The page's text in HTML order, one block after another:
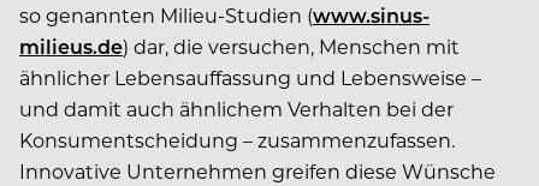
so genannten Milieu-Studien (www.sinus-
milieus.de) dar, die versuchen, Menschen mit
ähnlicher Lebensauffassung und Lebensweise –
und damit auch ähnlichem Verhalten bei der
Konsumentscheidung – zusammenzufassen.
Innovative Unternehmen greifen diese Wünsche